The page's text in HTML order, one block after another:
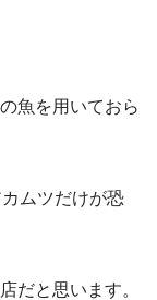
魚を用いておら
ムツだけが恐
だと思います。